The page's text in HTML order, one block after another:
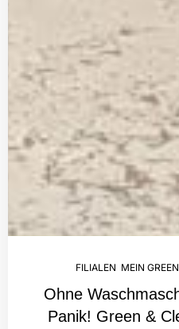
FILIALEN MEIN
Ohne
Panik! Green &